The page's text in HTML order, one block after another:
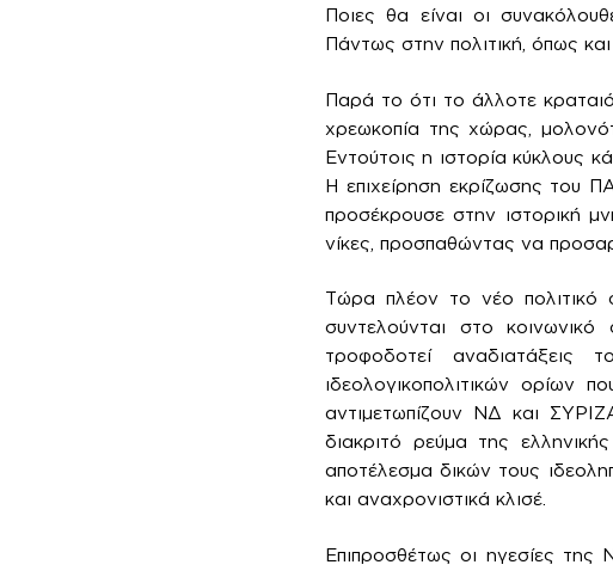
Ποιες θα είναι οι
Πάντως στην πολιτική, όπως
Παρά το ότι το άλλοτε
χρεωκοπία της χώρας,
Εντούτοις η ιστορία κύκλους
Η επιχείρηση εκρίζωσης του
προσέκρουσε στην ιστορική
νίκες, προσπαθώντας να
Τώρα πλέον το νέο πολιτικό
συντελούνται στο
τροφοδοτεί αναδιατάξεις
ιδεολογικοπολιτικών ορίων
αντιμετωπίζουν ΝΔ και
διακριτό ρεύμα της
αποτέλεσμα δικών τους
και αναχρονιστικά κλισέ.
Επιπροσθέτως οι ηγεσίες της